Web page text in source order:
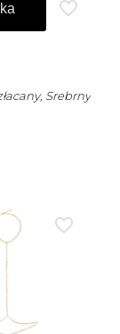
, Srebrny